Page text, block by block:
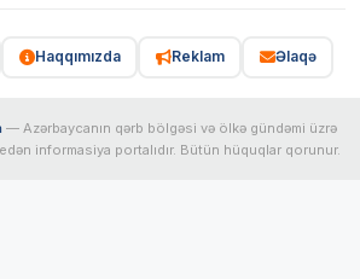
Haqqımızda Reklam Əlaqə
— Azərbaycanın qərb bölgəsi və ölkə gündəmi üzrə
informasiya portalıdır. Bütün hüquqlar qorunur.